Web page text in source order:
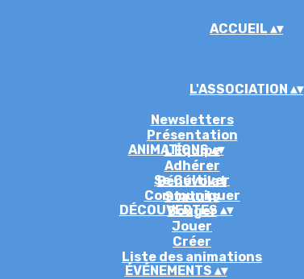
ACCUEIL ▴▾
L'ASSOCIATION ▴▾
Newsletters
Présentation
L'Équipe
Adhérer
Bénévolat
Statuts
ANIMATIONS▴▾
Se Cultiver
Communiquer
Bouger
Jouer
Créer
Liste des animations
DÉCOUVERTES ▴▾
ÉVÉNEMENTS ▴▾